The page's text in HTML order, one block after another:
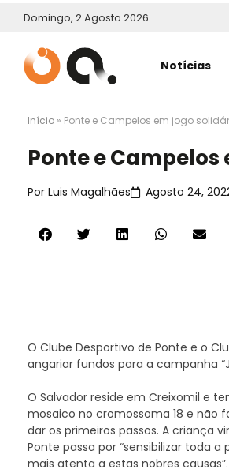
Domingo, 2 Agosto 2026
Notícias
Início » Ponte e Campelos em jogo
Ponte e
Por Luis Magalhães Agosto 24,
O Clube Desportivo de Ponte e o
angariar fundos para a campanha
O Salvador reside em Creixomil e
mosaico no cromossoma 18 e não
dar os primeiros passos. A criança
Ponte passa por “sensibilizar toda
mais atenta a estas nobres causas”.